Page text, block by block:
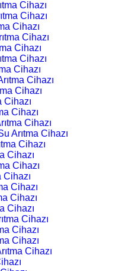
Cihazı
Cihazı
Cihazı
Cihazı
Cihazı
Cihazı
Cihazı
Cihazı
Cihazı
Cihazı
Cihazı
Cihazı
Arıtma Cihazı
Cihazı
Cihazı
Cihazı
Cihazı
Cihazı
Cihazı
Cihazı
Cihazı
Cihazı
Cihazı
Cihazı